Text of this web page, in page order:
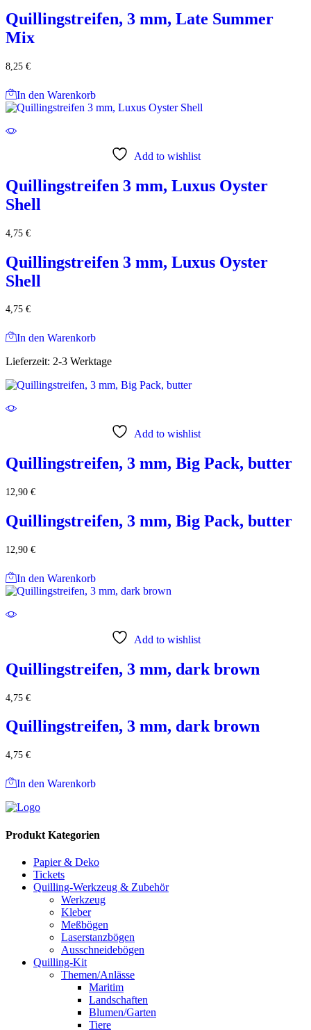
Quillingstreifen, 3 mm, Late Summer
Mix
8,25 €
In den Warenkorb
Add to wishlist
Quillingstreifen 3 mm, Luxus Oyster
Shell
4,75 €
Quillingstreifen 3 mm, Luxus Oyster
Shell
4,75 €
In den Warenkorb
Lieferzeit: 2-3 Werktage
Add to wishlist
Quillingstreifen, 3 mm, Big Pack, butter
12,90 €
Quillingstreifen, 3 mm, Big Pack, butter
12,90 €
In den Warenkorb
Add to wishlist
Quillingstreifen, 3 mm, dark brown
4,75 €
Quillingstreifen, 3 mm, dark brown
4,75 €
In den Warenkorb
Produkt Kategorien
Papier & Deko
Tickets
Quilling-Werkzeug & Zubehör
Werkzeug
Kleber
Meßbögen
Laserstanzbögen
Ausschneidebögen
Quilling-Kit
Themen/Anlässe
Maritim
Landschaften
Blumen/Garten
Tiere